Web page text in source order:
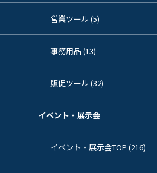
営業ツール (5)
事務用品 (13)
販促ツール (32)
イベント・展示会
イベント・展示会TOP (216)